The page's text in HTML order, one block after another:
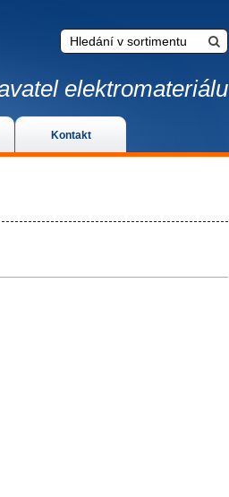
Kontakt
elektromateriálu